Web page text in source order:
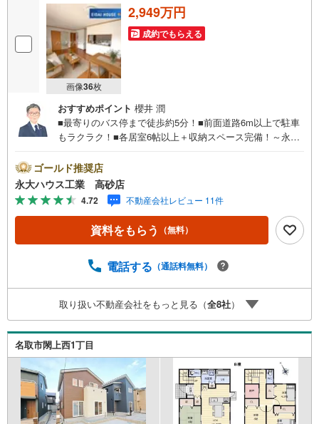
画像36枚
2,949万円
成約でもらえる
おすすめポイント 櫻井 潤
■最寄りのバス停まで徒歩約5分！■前面道路6m以上で駐車
もラクラク！■各居室6帖以上＋収納スペース完備！～永大
展開中！こちらでは当社の強みを大きく2つに分けてご紹
介！1.＜豊富な不動産知識＞戸建・マンション・土地...と
種別を問わず不動産を取り扱っております。更に教育施設
や商業施設、子育て環境や行政などの地域情報を総合し、
お客様により良い物件選びをして頂けるよう、しっかりと
サポートさせて頂きます。2.＜経験豊富なスタッフ＞当社
宅に関する様々なご質問はもちろん、ご購入時に気になる
きます。各店舗ではキッズスペースも完備！お子様連れの
ご家族様で是非お越しください。営業時間:10:00～18:00
（定休日火・水曜日※店舗により変動あり）現地のご案内も
可能ですので、どうぞお気軽にお問い合わせください！
ゴールド推奨店
永大ハウス工業 高砂店
4.72 不動産会社レビュー 11件
資料をもらう （無料）
電話する （通話料無料）
取り扱い不動産会社をもっと見る（全8社）
名取市閖上西1丁目